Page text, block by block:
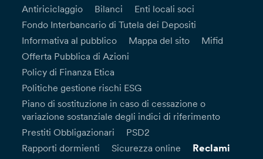
Antiriciclaggio
Bilanci
Enti locali soci
Fondo Interbancario di Tutela dei Depositi
Informativa al pubblico
Mappa del sito
Mifid
Offerta Pubblica di Azioni
Policy di Finanza Etica
Politiche gestione rischi ESG
Piano di sostituzione in caso di cessazione o
variazione sostanziale degli indici di riferimento
Prestiti Obbligazionari
PSD2
Rapporti dormienti
Sicurezza online Reclami